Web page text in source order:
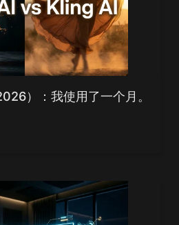
）：我使用了一个月。